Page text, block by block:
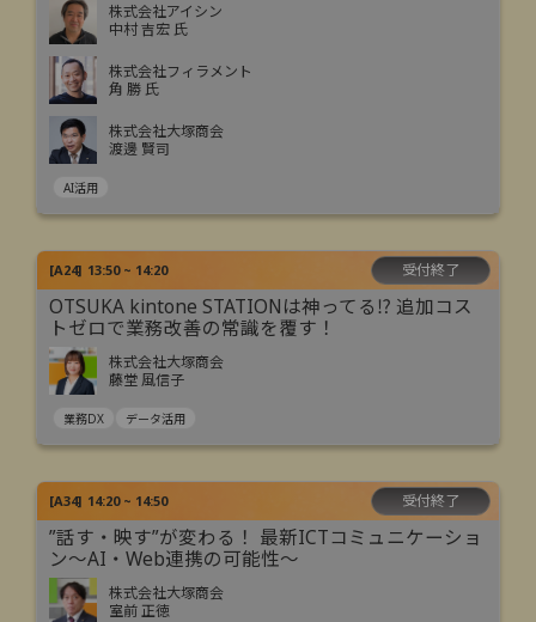
株式会社アイシン
中村 吉宏 氏
株式会社フィラメント
角 勝 氏
株式会社大塚商会
渡邊 賢司
AI活用
[A24] 13:50 ~ 14:20 受付終了
OTSUKA kintone STATIONは神ってる⁉ 追加コス
トゼロで業務改善の常識を覆す！
株式会社大塚商会
藤堂 風信子
業務DX データ活用
[A34] 14:20 ~ 14:50 受付終了
”話す・映す”が変わる！ 最新ICTコミュニケーショ
ン～AI・Web連携の可能性～
株式会社大塚商会
室前 正徳